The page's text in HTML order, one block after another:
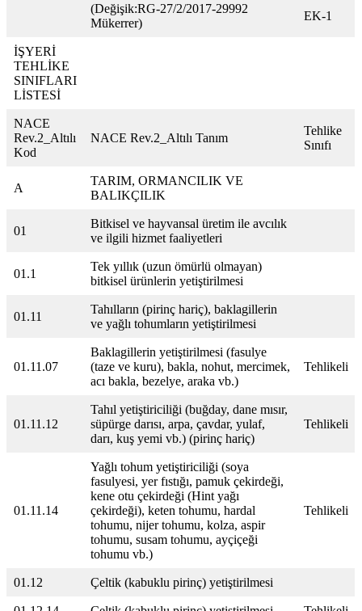
(Değişik:RG-27/2/2017-29992
Mükerrer)
EK-1
İŞYERİ
TEHLİKE
SINIFLARI
LİSTESİ
NACE
Rev.2_Altılı
Kod
NACE Rev.2_Altılı Tanım
Tehlike
Sınıfı
A
TARIM, ORMANCILIK VE
BALIKÇILIK
01
Bitkisel ve hayvansal üretim ile avcılık
ve ilgili hizmet faaliyetleri
01.1
Tek yıllık (uzun ömürlü olmayan)
bitkisel ürünlerin yetiştirilmesi
01.11
Tahılların (pirinç hariç), baklagillerin
ve yağlı tohumların yetiştirilmesi
01.11.07
Baklagillerin yetiştirilmesi (fasulye
(taze ve kuru), bakla, nohut, mercimek,
acı bakla, bezelye, araka vb.)
Tehlikeli
01.11.12
Tahıl yetiştiriciliği (buğday, dane mısır,
süpürge darısı, arpa, çavdar, yulaf,
darı, kuş yemi vb.) (pirinç hariç)
Tehlikeli
01.11.14
Yağlı tohum yetiştiriciliği (soya
fasulyesi, yer fıstığı, pamuk çekirdeği,
kene otu çekirdeği (Hint yağı
çekirdeği), keten tohumu, hardal
tohumu, nijer tohumu, kolza, aspir
tohumu, susam tohumu, ayçiçeği
tohumu vb.)
Tehlikeli
01.12 Çeltik (kabuklu pirinç) yetiştirilmesi